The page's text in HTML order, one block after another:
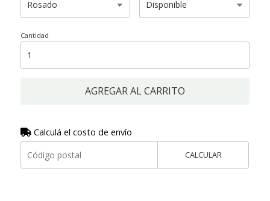
Cantidad
AGREGAR AL CARRITO
Calculá el costo de envío
CALCULAR